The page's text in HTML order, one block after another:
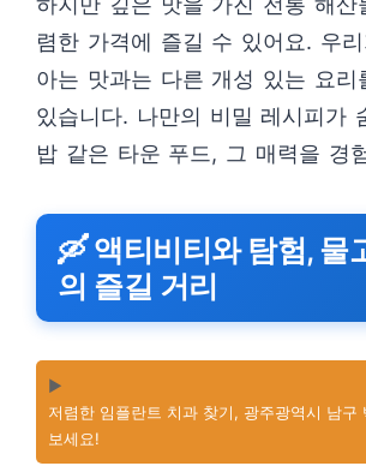
렴한 가격에 즐길 수 있어요. 우
아는 맛과는 다른 개성 있는 요리
있습니다. 나만의 비밀 레시피가
밥 같은 타운 푸드, 그 매력을 경
🛶 액티비티와 탐험, 물
의 즐길 거리
▶️
저렴한 임플란트 치과 찾기, 광주광역시 남구
보세요!